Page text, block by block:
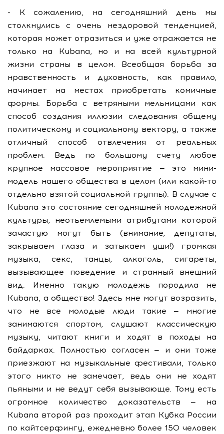
- К сожалению, на сегодняшний день мы
столкнулись с очень нездоровой тенденцией,
которая может отразиться и уже отражается не
только на Kubana, но и на всей культурной
жизни страны в целом. Всеобщая борьба за
нравственность и духовность, как правило,
начинает на местах приобретать комичные
формы. Борьба с ветряными мельницами как
способ создания иллюзии следования общему
политическому и социальному вектору, а также
отличный способ отвлечения от реальных
проблем. Ведь по большому счету любое
крупное массовое мероприятие — это мини-
модель нашего общества в целом (или какой-то
отдельно взятой социальной группы). В случае с
Kubana это состояние сегодняшней молодежной
культуры, неотъемлемыми атрибутами которой
зачастую могут быть (внимание, депутаты,
закрываем глаза и затыкаем уши!) громкая
музыка, секс, танцы, алкоголь, сигареты,
вызывающее поведение и странный внешний
вид. Именно такую молодежь породила не
Kubana, а общество! Здесь мне могут возразить,
что не все молодые люди такие — многие
занимаются спортом, слушают классическую
музыку, читают книги и ходят в походы на
байдарках. Полностью согласен — и они тоже
приезжают на музыкальные фестивали, только
этого никто не замечает, ведь они не ходят
пьяными и не ведут себя вызывающе. Тому есть
огромное количество доказательств — на
Kubana второй раз проходит этап Кубка России
по кайтсерфингу, ежедневно более 150 человек